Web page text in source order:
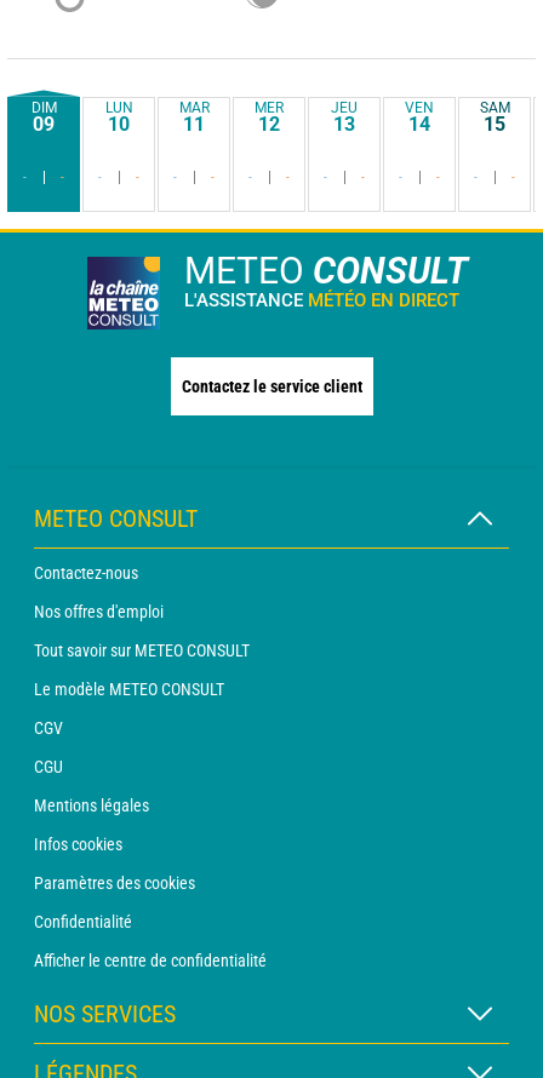
DIM
09
- -
LUN
10
- -
MAR
11
- -
MER
12
- -
JEU
13
- -
VEN
14
- -
SAM
15
- -
METEO CONSULT
L'ASSISTANCE MÉTÉO EN DIRECT
Contactez le service client
METEO CONSULT
Contactez-nous
Nos offres d'emploi
Tout savoir sur METEO CONSULT
Le modèle METEO CONSULT
CGV
CGU
Mentions légales
Infos cookies
Paramètres des cookies
Confidentialité
Afficher le centre de confidentialité
NOS SERVICES
Abonnement METEO Xpert